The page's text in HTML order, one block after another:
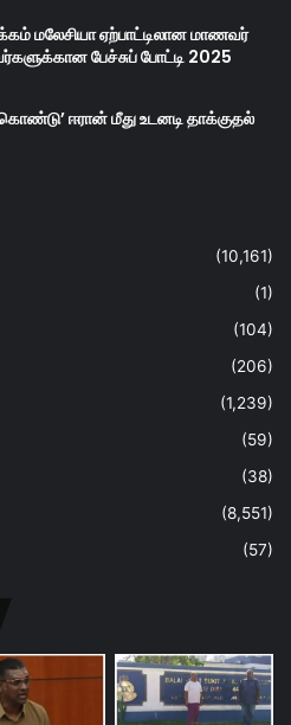
மலேசியா ஏற்பாட்டிலான மாணவர்
பேச்சுப் போட்டி 2025
ஈரான் மீது உடனடி தாக்குதல்
(10,161)
(1)
(104)
(206)
(1,239)
(59)
(38)
(8,551)
(57)